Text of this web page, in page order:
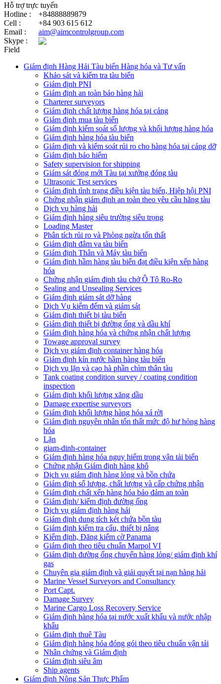
Hỗ trợ trực tuyến
Hotline :
+84888889879
Cell :
+84 903 615 612
Email :
aim@aimcontrolgroup.com
Skype :
Field
Giám định Hàng Hải Tàu biển Hàng hóa và Tư vấn
Khảo sát và kiểm tra tàu biển
Giám định PNI
Giám định an toàn bảo hàng hải
Charterer surveyors
Giám định chất lượng hàng hóa tại cảng
​Giám định mua tàu biển
Giám định kiểm soát số lượng và khối lượng hàng hóa
Giám định hàng hóa tàu biển
Giám định và kiểm soát rủi ro cho hàng hóa tại cảng dỡ
Giám định bảo hiểm
Safety supervision for shipping
Giám sát đóng mới Tàu tại xưởng đóng tàu
Ultrasonic Test services
Giám định tình trạng điều kiện tàu biển, Hiệp hội PNI
Chứng nhận giám định an toàn theo yêu cầu hãng tàu
Dịch vụ hàng hải
Giám định hàng siêu trường siêu trọng
Loading Master
Phân tích rủi ro và Phòng ngừa tổn thất
​Giám định đâm va tàu biển
Giám định Thân và Máy tàu biển
​Giám định hầm hàng tàu biển đạt điều kiện xếp hàng
hóa
Chứng nhận giám định tàu chở Ô Tô Ro-Ro
Sealing and Unsealing Services
Giám định giám sát dỡ hàng
Dịch Vụ kiểm đếm và giám sát
Giám định thiết bị tàu biển
Giám định thiết bị đường ống và dầu khí
Giám định hàng hóa và chứng nhận chất lượng
Towage approval survey
Dịch vụ giám định container hàng hóa
Giám định kín nước hầm hàng tàu biển
Dịch vụ lặn và cạo hà phần chìm thân tàu
Tank coating condition survey / coating condition
inspection
Giám định khối lượng xăng dầu
Damage expertise surveyors
Giám định khối lượng hàng hóa xá rời
Giám định nguyên nhân tổn thất mức độ hư hỏng hàng
hóa
Lặn
giam-dinh-container
Giám định hàng hóa nguy hiểm trong vận tải biển
Chứng nhận Giám định hàng khô
Dịch vụ giám định hàng lỏng và bồn chứa
Giám định số lượng, chất lượng và cấp chứng nhận
Giám định chất xếp hàng hóa bảo đảm an toàn
Giám định/ kiểm định đường ống
Dịch vụ giám định hàng hải
Giám định dung tích két chứa bồn tàu
Giám định kiểm tra cẩu, thiết bị nâng
Kiểm định, Đăng kiểm cờ Panama
Giám định theo tiêu chuẩn Marpol VI
Giám định đường ống chuyển hàng lỏng/ giám định khí
gas
Chuyên gia giám định và giải quyết tại nạn hàng hải
Marine Vessel Surveyors and Consultancy
Port Capt.
Damage Survey
Marine Cargo Loss Recovery Service
Giám định hàng hóa tại nước xuất khẩu và nước nhập
khẩu
Giám định thuê Tàu
Giám định hàng hóa đóng gói theo tiêu chuẩn vận tải
Nhân chứng và Giám định
Giám định siêu âm
Ship agents
Giám định Nông Sản Thực Phẩm